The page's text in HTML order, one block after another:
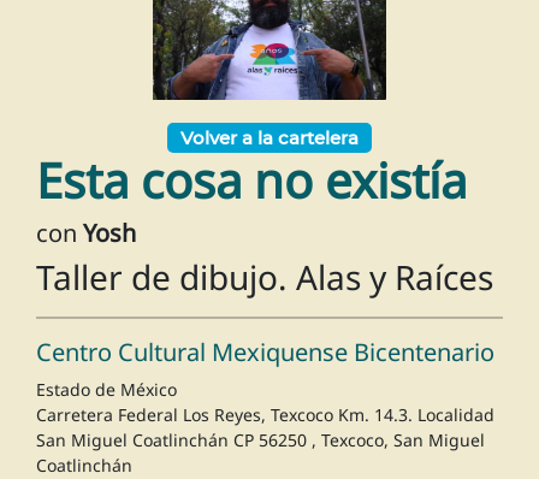
Volver a la cartelera
Esta cosa no existía
con Yosh
Taller de dibujo. Alas y Raíces
Centro Cultural Mexiquense Bicentenario
Estado de México
Carretera Federal Los Reyes, Texcoco Km. 14.3. Localidad
San Miguel Coatlinchán CP 56250 , Texcoco, San Miguel
Coatlinchán